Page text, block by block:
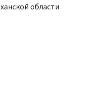
области